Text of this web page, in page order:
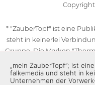
Copyright
* "ZauberTopf" ist eine
steht in keinerlei
Gruppe. Die Marken
des "Thermomix®" sind
der Vorwerk-Gruppe. Die
„mein ZauberTopf”; ist
falkemedia und steht in
Unternehmen der